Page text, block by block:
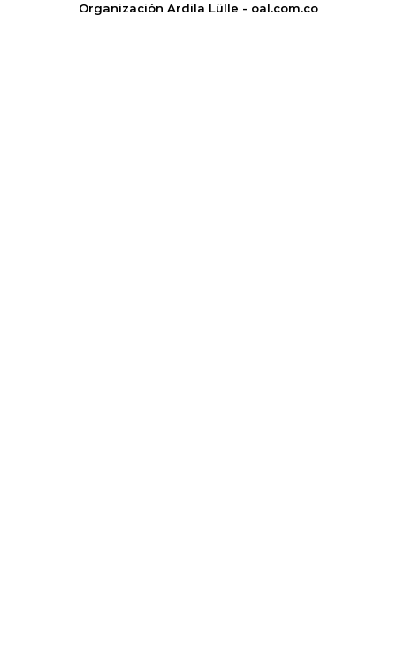
Organización Ardila Lülle - oal.com.co